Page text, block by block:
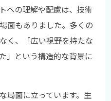
への理解や配慮は、技術
面もありました。多くの
く、「広い視野を持たな
」という構造的な背景に
局面に立っています。生